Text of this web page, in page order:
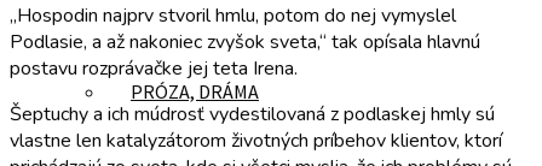
PRÓZA, DRÁMA
„Hospodin najprv stvoril hmlu, potom do nej vymyslel
Podlasie, a až nakoniec zvyšok sveta,“ tak opísala hlavnú
postavu rozprávačke jej teta Irena.
Šeptuchy a ich múdrosť vydestilovaná z podlaskej hmly sú
vlastne len katalyzátorom životných príbehov klientov, ktorí